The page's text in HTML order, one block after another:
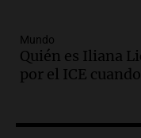
Audio.
un pozo de
Panorama
Audio.
Mundo
Quién es Iliana
por el ICE